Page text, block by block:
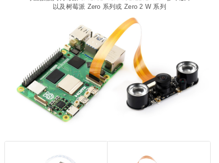
以及树莓派 Zero 系列或 Zero 2 W 系列